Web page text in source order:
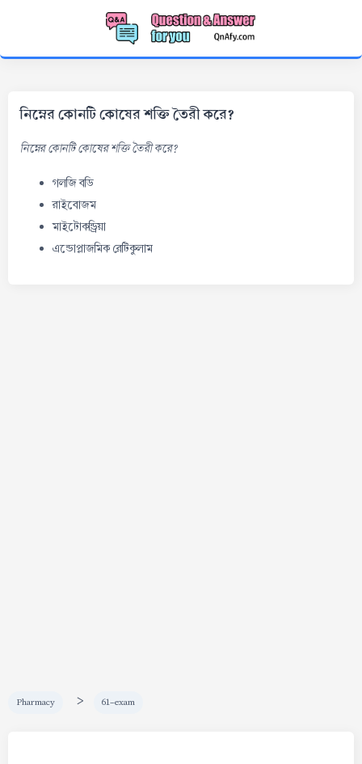
নিম্নের কোনটি কোষের শক্তি তৈরী করে?
নিম্নের কোনটি কোষের শক্তি তৈরী করে?
গলজি বডি
রাইবোজম
মাইটোকন্ড্রিয়া
এন্ডোপ্লাজমিক রেটিকুলাম
Pharmacy > 61-exam